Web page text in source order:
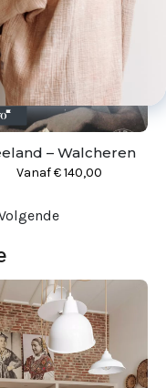
– Walcheren
Vanaf€140,00